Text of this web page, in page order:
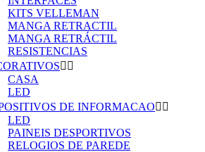
KITS VELLEMAN
MANGA RETRACTIL
MANGA RETRÁCTIL
RESISTENCIAS
 
CASA
LED
DE INFORMACAO 
LED
PAINEIS DESPORTIVOS
RELOGIOS DE PAREDE